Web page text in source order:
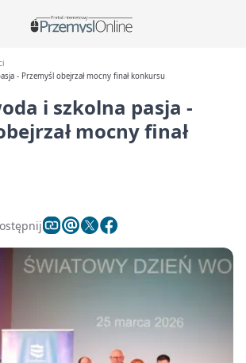
- Przemyśl obejrzał mocny finał konkursu
i szkolna pasja -
mocny finał